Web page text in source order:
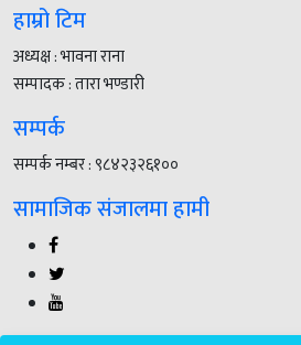
हाम्रो टिम
अध्यक्ष : भावना राना
सम्पादक : तारा भण्डारी
सम्पर्क
सम्पर्क नम्बर : ९८४२३२६१००
सामाजिक संजालमा हामी